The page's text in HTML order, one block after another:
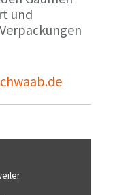
und